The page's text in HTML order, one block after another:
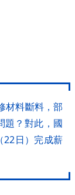
材料斷料，部
題？對此，國
22日）完成薪